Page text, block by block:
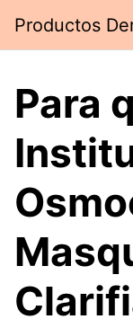
contenido
Productos
Para